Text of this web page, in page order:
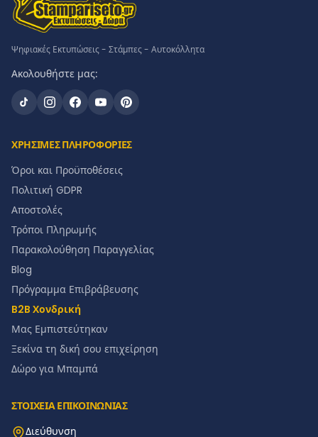
Ψηφιακές Εκτυπώσεις - Στάμπες - Αυτοκόλλητα
Ακολουθήστε μας:
ΧΡΗΣΙΜΕΣ ΠΛΗΡΟΦΟΡΙΕΣ
Όροι και Προϋποθέσεις
Πολιτική GDPR
Αποστολές
Τρόποι Πληρωμής
Παρακολούθηση Παραγγελίας
Blog
Πρόγραμμα Επιβράβευσης
B2B Χονδρική
Μας Εμπιστεύτηκαν
Ξεκίνα τη δική σου επιχείρηση
Δώρο για Μπαμπά
ΣΤΟΙΧΕΙΑ ΕΠΙΚΟΙΝΩΝΙΑΣ
Διεύθυνση